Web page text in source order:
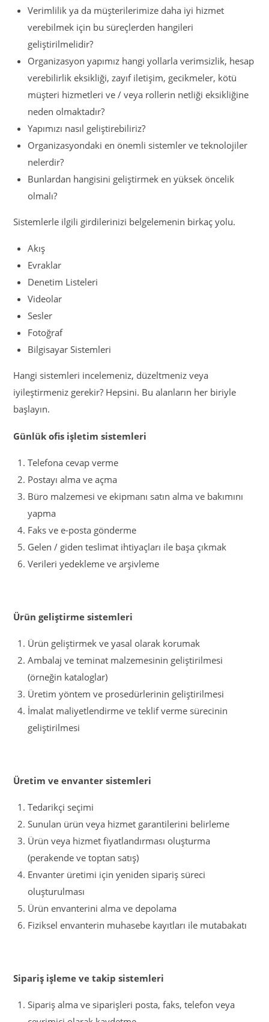
Verimlilik ya da müşterilerimize daha iyi hizmet
verebilmek için bu süreçlerden hangileri
geliştirilmelidir?
Organizasyon yapımız hangi yollarla verimsizlik, hesap
verebilirlik eksikliği, zayıf iletişim, gecikmeler, kötü
müşteri hizmetleri ve / veya rollerin netliği eksikliğine
neden olmaktadır?
Yapımızı nasıl geliştirebiliriz?
Organizasyondaki en önemli sistemler ve teknolojiler
nelerdir?
Bunlardan hangisini geliştirmek en yüksek öncelik
olmalı?
Sistemlerle ilgili girdilerinizi belgelemenin birkaç yolu.
Akış
Evraklar
Denetim Listeleri
Videolar
Sesler
Fotoğraf
Bilgisayar Sistemleri
Hangi sistemleri incelemeniz, düzeltmeniz veya
iyileştirmeniz gerekir? Hepsini. Bu alanların her biriyle
başlayın.
Günlük ofis işletim sistemleri
Telefona cevap verme
Postayı alma ve açma
Büro malzemesi ve ekipmanı satın alma ve bakımını
yapma
Faks ve e-posta gönderme
Gelen / giden teslimat ihtiyaçları ile başa çıkmak
Verileri yedekleme ve arşivleme
Ürün geliştirme sistemleri
Ürün geliştirmek ve yasal olarak korumak
Ambalaj ve teminat malzemesinin geliştirilmesi
(örneğin kataloglar)
Üretim yöntem ve prosedürlerinin geliştirilmesi
İmalat maliyetlendirme ve teklif verme sürecinin
geliştirilmesi
Üretim ve envanter sistemleri
Tedarikçi seçimi
Sunulan ürün veya hizmet garantilerini belirleme
Ürün veya hizmet fiyatlandırması oluşturma
(perakende ve toptan satış)
Envanter üretimi için yeniden sipariş süreci
oluşturulması
Ürün envanterini alma ve depolama
Fiziksel envanterin muhasebe kayıtları ile mutabakatı
Sipariş işleme ve takip sistemleri
Sipariş alma ve siparişleri posta, faks, telefon veya